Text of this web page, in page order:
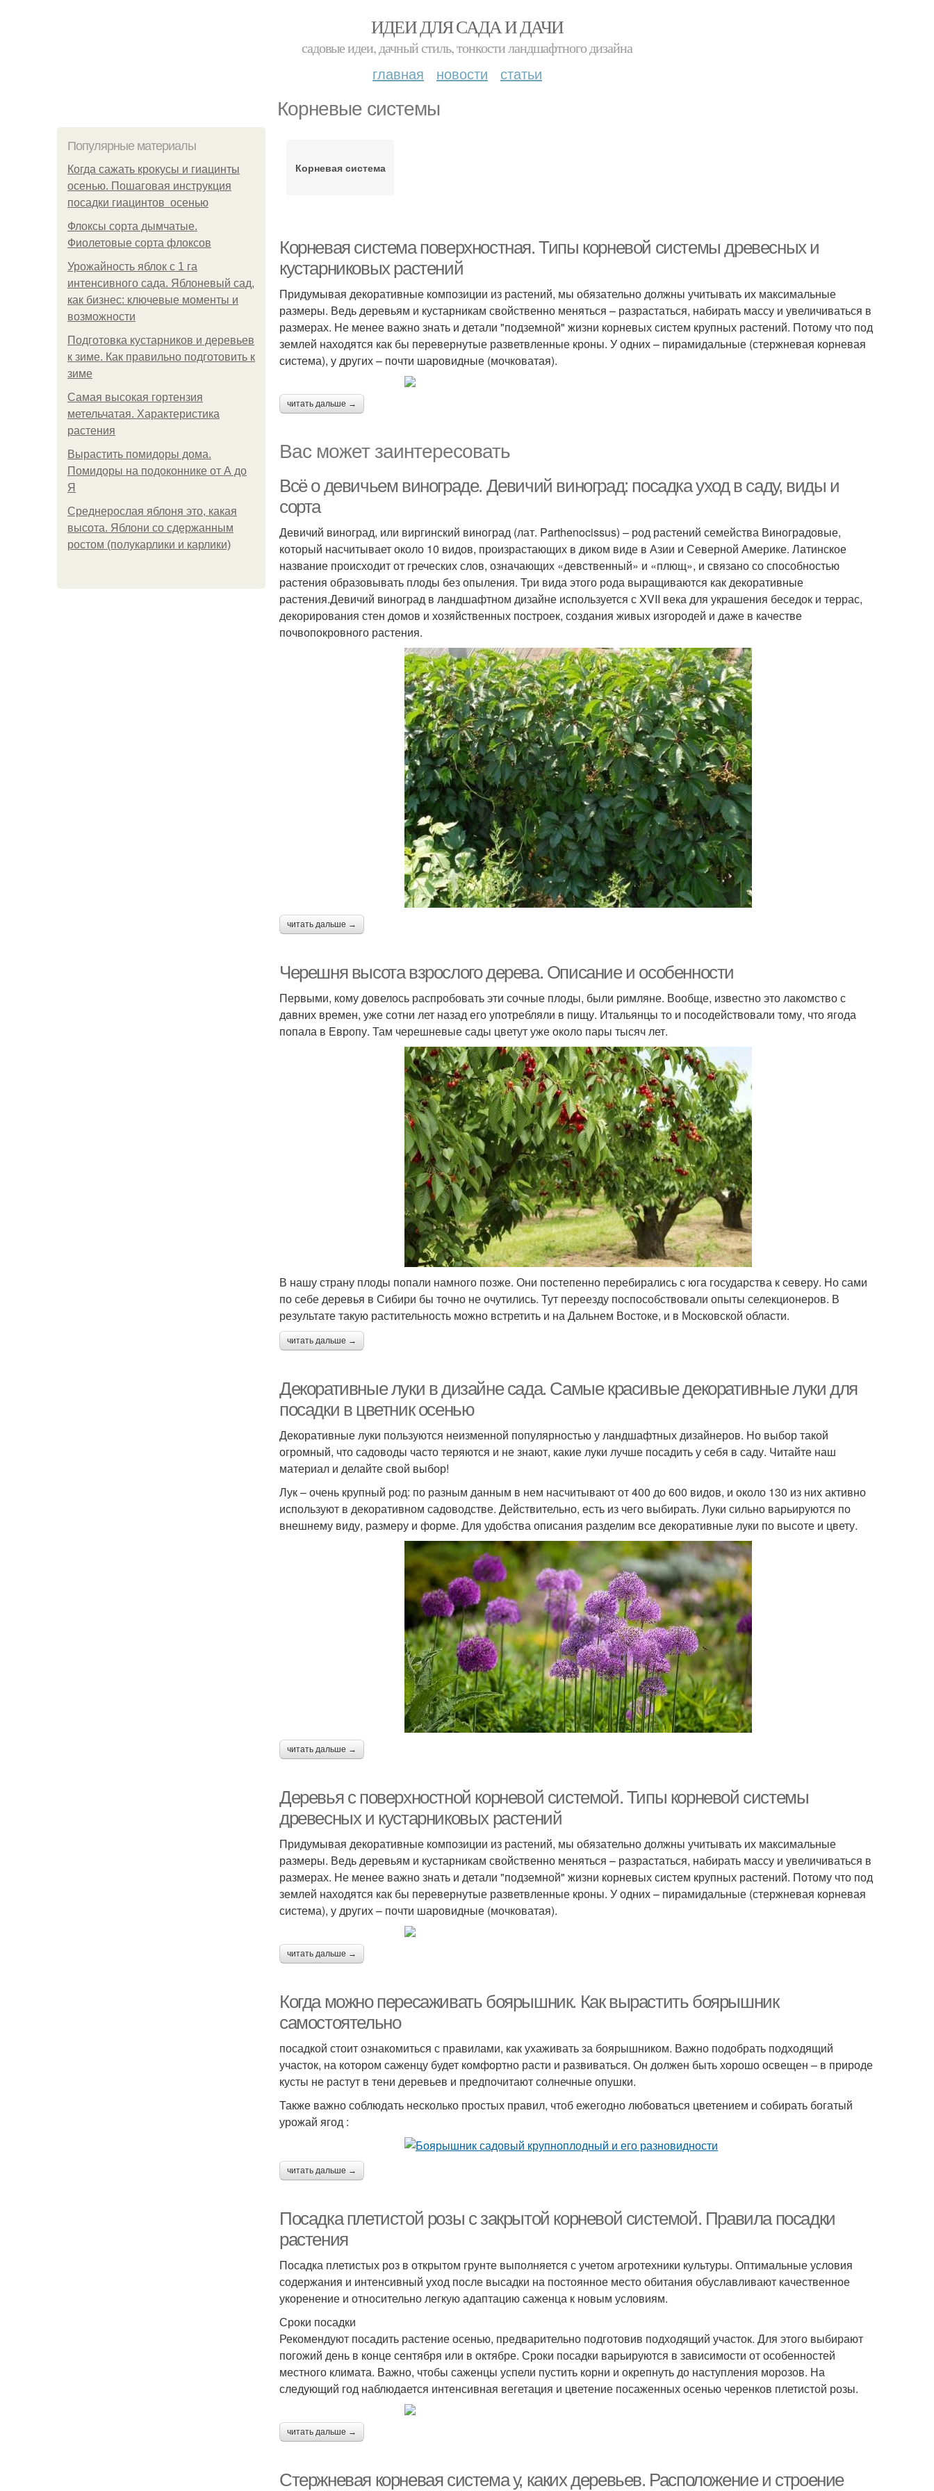
ИДЕИ ДЛЯ САДА И ДАЧИ
садовые идеи, дачный стиль, тонкости ландшафтного дизайна
главная новости статьи
Корневые системы
Популярные материалы
Когда сажать крокусы и гиацинты
осенью. Пошаговая инструкция
посадки гиацинтов осенью
Флоксы сорта дымчатые.
Фиолетовые сорта флоксов
Урожайность яблок с 1 га
интенсивного сада. Яблоневый сад,
как бизнес: ключевые моменты и
возможности
Подготовка кустарников и деревьев
к зиме. Как правильно подготовить к
зиме
Самая высокая гортензия
метельчатая. Характеристика
растения
Вырастить помидоры дома.
Помидоры на подоконнике от А до
Я
Среднерослая яблоня это, какая
высота. Яблони со сдержанным
ростом (полукарлики и карлики)
Корневая система
Корневая система поверхностная. Типы корневой системы древесных и
кустарниковых растений
Придумывая декоративные композиции из растений, мы обязательно должны учитывать их максимальные
размеры. Ведь деревьям и кустарникам свойственно меняться – разрастаться, набирать массу и увеличиваться в
размерах. Не менее важно знать и детали "подземной" жизни корневых систем крупных растений. Потому что под
землей находятся как бы перевернутые разветвленные кроны. У одних – пирамидальные (стержневая корневая
система), у других – почти шаровидные (мочковатая).
читать дальше →
Вас может заинтересовать
Всё о девичьем винограде. Девичий виноград: посадка уход в саду, виды и
сорта
Девичий виноград, или виргинский виноград (лат. Parthenocissus) – род растений семейства Виноградовые,
который насчитывает около 10 видов, произрастающих в диком виде в Азии и Северной Америке. Латинское
название происходит от греческих слов, означающих «девственный» и «плющ», и связано со способностью
растения образовывать плоды без опыления. Три вида этого рода выращиваются как декоративные
растения.Девичий виноград в ландшафтном дизайне используется с XVII века для украшения беседок и террас,
декорирования стен домов и хозяйственных построек, создания живых изгородей и даже в качестве
почвопокровного растения.
читать дальше →
Черешня высота взрослого дерева. Описание и особенности
Первыми, кому довелось распробовать эти сочные плоды, были римляне. Вообще, известно это лакомство с
давних времен, уже сотни лет назад его употребляли в пищу. Итальянцы то и посодействовали тому, что ягода
попала в Европу. Там черешневые сады цветут уже около пары тысяч лет.
В нашу страну плоды попали намного позже. Они постепенно перебирались с юга государства к северу. Но сами
по себе деревья в Сибири бы точно не очутились. Тут переезду поспособствовали опыты селекционеров. В
результате такую растительность можно встретить и на Дальнем Востоке, и в Московской области.
читать дальше →
Декоративные луки в дизайне сада. Самые красивые декоративные луки для
посадки в цветник осенью
Декоративные луки пользуются неизменной популярностью у ландшафтных дизайнеров. Но выбор такой
огромный, что садоводы часто теряются и не знают, какие луки лучше посадить у себя в саду. Читайте наш
материал и делайте свой выбор!
Лук – очень крупный род: по разным данным в нем насчитывают от 400 до 600 видов, и около 130 из них активно
используют в декоративном садоводстве. Действительно, есть из чего выбирать. Луки сильно варьируются по
внешнему виду, размеру и форме. Для удобства описания разделим все декоративные луки по высоте и цвету.
читать дальше →
Деревья с поверхностной корневой системой. Типы корневой системы
древесных и кустарниковых растений
Придумывая декоративные композиции из растений, мы обязательно должны учитывать их максимальные
размеры. Ведь деревьям и кустарникам свойственно меняться – разрастаться, набирать массу и увеличиваться в
размерах. Не менее важно знать и детали "подземной" жизни корневых систем крупных растений. Потому что под
землей находятся как бы перевернутые разветвленные кроны. У одних – пирамидальные (стержневая корневая
система), у других – почти шаровидные (мочковатая).
читать дальше →
Когда можно пересаживать боярышник. Как вырастить боярышник
самостоятельно
посадкой стоит ознакомиться с правилами, как ухаживать за боярышником. Важно подобрать подходящий
участок, на котором саженцу будет комфортно расти и развиваться. Он должен быть хорошо освещен – в природе
кусты не растут в тени деревьев и предпочитают солнечные опушки.
Также важно соблюдать несколько простых правил, чтоб ежегодно любоваться цветением и собирать богатый
урожай ягод :
читать дальше →
Посадка плетистой розы с закрытой корневой системой. Правила посадки
растения
Посадка плетистых роз в открытом грунте выполняется с учетом агротехники культуры. Оптимальные условия
содержания и интенсивный уход после высадки на постоянное место обитания обуславливают качественное
укоренение и относительно легкую адаптацию саженца к новым условиям.
Сроки посадки
Рекомендуют посадить растение осенью, предварительно подготовив подходящий участок. Для этого выбирают
погожий день в конце сентября или в октябре. Сроки посадки варьируются в зависимости от особенностей
местного климата. Важно, чтобы саженцы успели пустить корни и окрепнуть до наступления морозов. На
следующий год наблюдается интенсивная вегетация и цветение посаженных осенью черенков плетистой розы.
читать дальше →
Стержневая корневая система у, каких деревьев. Расположение и строение